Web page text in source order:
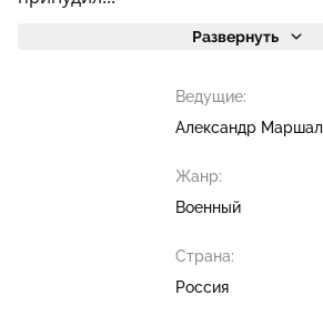
Развернуть
Ведущие:
Александр Маршал
Жанр:
Военный
Страна:
Россия